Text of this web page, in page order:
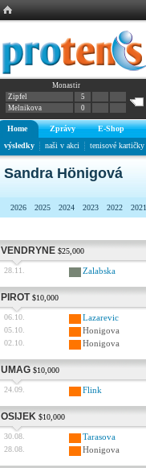
Monastir
Zipfel
5
Melnikova
0
Home Zprávy E-Shop
výsledky
naši v akci tenisové kartičky
Sandra Hönigová
2026 2025 2024 2023 2022 2021
VENDRYNE $25,000
28.11. Zalabska
PIROT $10,000
06.10. Lazarevic
05.10. Honigova
02.10. Honigova
UMAG $10,000
24.09. Flink
OSIJEK $10,000
30.08. Tarasova
28.08. Honigova